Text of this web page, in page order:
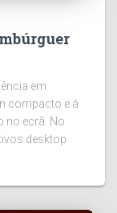
em
compacto e à
no ecrã. No
desktop